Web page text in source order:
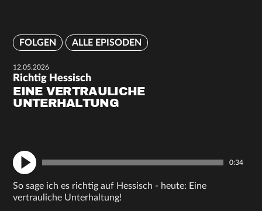
FOLGEN ALLE EPISODEN
12.05.2026
Richtig Hessisch
EINE VERTRAULICHE
UNTERHALTUNG
0:34
So sage ich es richtig auf Hessisch - heute: Eine
vertrauliche Unterhaltung!